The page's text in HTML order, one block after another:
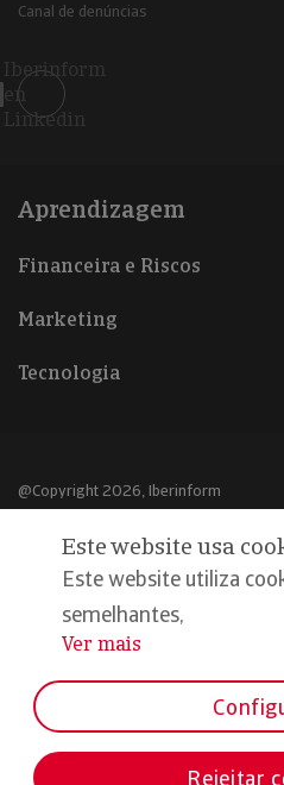
Canal de denúncias
Iberinform
en
Linkedin
Aprendizagem
Financeira e Riscos
Marketing
Tecnologia
@Copyright 2026, Iberinform
Aviso legal
Política de cookies
Declaração de privacidade
Este website usa
Este website utiliza
semelhantes,
...
Ver mais
Rejeitar